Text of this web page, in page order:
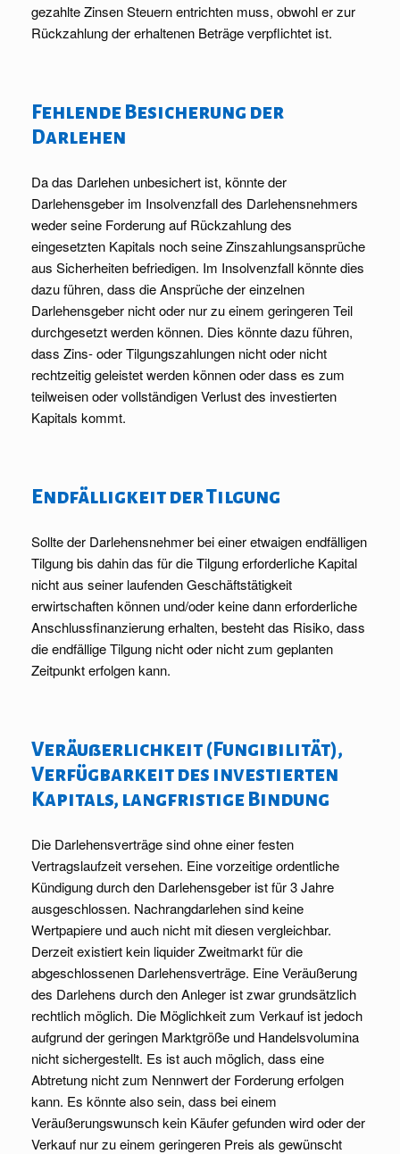
gezahlte Zinsen Steuern entrichten muss, obwohl er zur
Rückzahlung der erhaltenen Beträge verpflichtet ist.
Fehlende Besicherung der
Darlehen
Da das Darlehen unbesichert ist, könnte der
Darlehensgeber im Insolvenzfall des Darlehensnehmers
weder seine Forderung auf Rückzahlung des
eingesetzten Kapitals noch seine Zinszahlungsansprüche
aus Sicherheiten befriedigen. Im Insolvenzfall könnte dies
dazu führen, dass die Ansprüche der einzelnen
Darlehensgeber nicht oder nur zu einem geringeren Teil
durchgesetzt werden können. Dies könnte dazu führen,
dass Zins- oder Tilgungszahlungen nicht oder nicht
rechtzeitig geleistet werden können oder dass es zum
teilweisen oder vollständigen Verlust des investierten
Kapitals kommt.
Endfälligkeit der Tilgung
Sollte der Darlehensnehmer bei einer etwaigen endfälligen
Tilgung bis dahin das für die Tilgung erforderliche Kapital
nicht aus seiner laufenden Geschäftstätigkeit
erwirtschaften können und/oder keine dann erforderliche
Anschlussfinanzierung erhalten, besteht das Risiko, dass
die endfällige Tilgung nicht oder nicht zum geplanten
Zeitpunkt erfolgen kann.
Veräußerlichkeit (Fungibilität),
Verfügbarkeit des investierten
Kapitals, langfristige Bindung
Die Darlehensverträge sind ohne einer festen
Vertragslaufzeit versehen. Eine vorzeitige ordentliche
Kündigung durch den Darlehensgeber ist für 3 Jahre
ausgeschlossen. Nachrangdarlehen sind keine
Wertpapiere und auch nicht mit diesen vergleichbar.
Derzeit existiert kein liquider Zweitmarkt für die
abgeschlossenen Darlehensverträge. Eine Veräußerung
des Darlehens durch den Anleger ist zwar grundsätzlich
rechtlich möglich. Die Möglichkeit zum Verkauf ist jedoch
aufgrund der geringen Marktgröße und Handelsvolumina
nicht sichergestellt. Es ist auch möglich, dass eine
Abtretung nicht zum Nennwert der Forderung erfolgen
kann. Es könnte also sein, dass bei einem
Veräußerungswunsch kein Käufer gefunden wird oder der
Verkauf nur zu einem geringeren Preis als gewünscht